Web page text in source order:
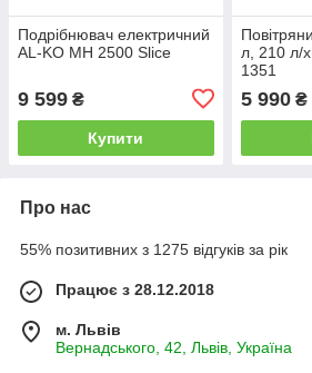
Подрібнювач електричний
AL-KO MH 2500 Slice
9 599 ₴
Купити
л, 210 л/
1351
5 990₴
Про нас
55% позитивних з 1275 відгуків за рік
Працює з 28.12.2018
м. Львів
Вернадського, 42, Львів, Україна